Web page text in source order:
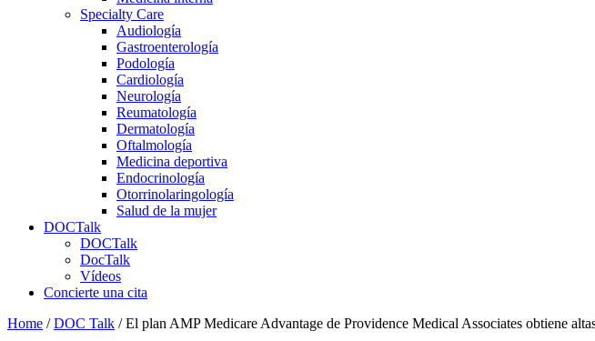
Specialty Care
Audiología
Gastroenterología
Podología
Cardiología
Neurología
Reumatología
Dermatología
Oftalmología
Medicina deportiva
Endocrinología
Otorrinolaringología
Salud de la mujer
DOCTalk
DOCTalk
DocTalk
Vídeos
Concierte una cita
Home /DOC Talk /El plan AMP Medicare Advantage de Providence Medical Associates obtiene